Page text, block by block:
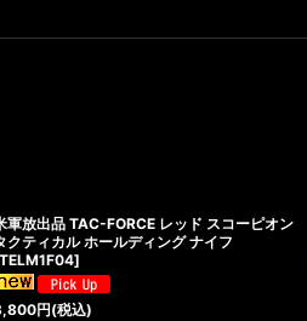
軍放出品 TAC-FORCE レッド スコーピオン
クティカル ホールディング ナイフ
]
円(税込)